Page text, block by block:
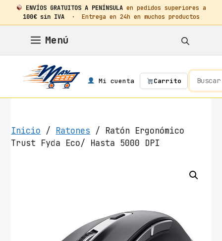
ENVÍOS GRATUITOS A PENÍNSULA en pedidos superiores a
100€ sin IVA· Entrega en 24h en muchos productos
contenido
Menú
Mi cuenta Carrito
Inicio / Ratones / Ratón Ergonómico
Trust Fyda Eco/ Hasta 5000 DPI